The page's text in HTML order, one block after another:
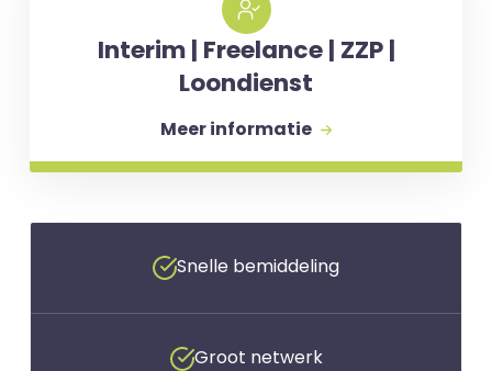
Interim | Freelance | ZZP |
Loondienst
Meer informatie
Snelle bemiddeling
Groot netwerk